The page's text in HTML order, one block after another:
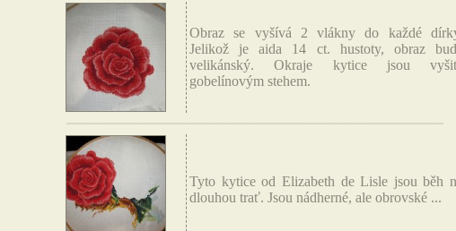
Obraz se vyšívá 2 vlákny do každé
Jelikož je aida 14 ct. hustoty, obraz
velikánský. Okraje kytice jsou
gobelínovým stehem.
Tyto kytice od Elizabeth de Lisle jsou běh
dlouhou trať. Jsou nádherné, ale obrovské ...